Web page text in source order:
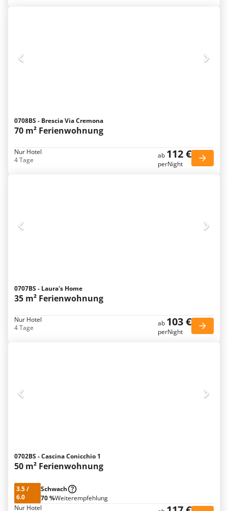
0708BS - Brescia Via Cremona
70 m² Ferienwohnung
Nur Hotel
4 Tage
ab 112 €
perNight
0707BS - Laura's Home
35 m² Ferienwohnung
Nur Hotel
4 Tage
ab 103 €
perNight
0702BS - Cascina Conicchio 1
50 m² Ferienwohnung
3.5/
6.0
Schwach
70 %Weiterempfehlung
Nur Hotel